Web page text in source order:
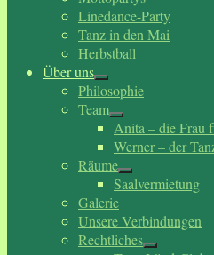
Linedance-Party
Tanz in den Mai
Herbstball
Über uns
Philosophie
Team
Anita – die Frau
Werner – der
Räume
Saalvermietung
Galerie
Unsere Verbindungen
Rechtliches